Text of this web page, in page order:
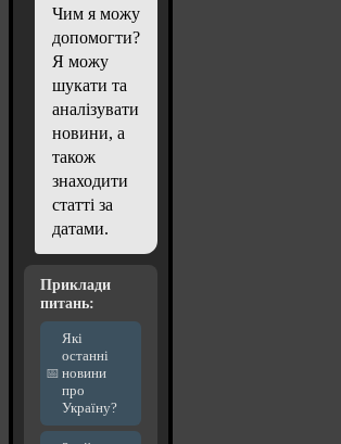
Чим я можу
допомогти?
Я можу
шукати та
аналізувати
новини, а
також
знаходити
статті за
датами.
Приклади
питань:
Які
останні
новини
про
Україну?